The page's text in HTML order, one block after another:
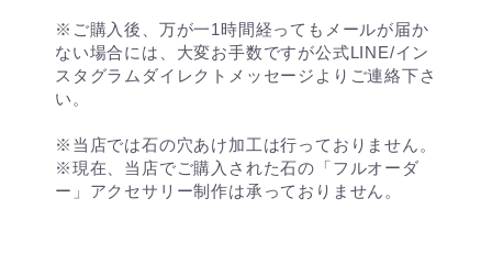
※ご購入後、万が一1時間経ってもメールが届か
ない場合には、大変お手数ですが公式LINE/イン
スタグラムダイレクトメッセージよりご連絡下さ
い。
※当店では石の穴あけ加工は行っておりません。
※現在、当店でご購入された石の「フルオーダ
ー」アクセサリー制作は承っておりません。